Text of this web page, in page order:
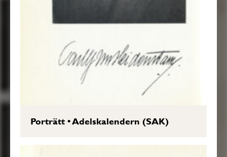
Porträtt•Adelskalendern (SAK)